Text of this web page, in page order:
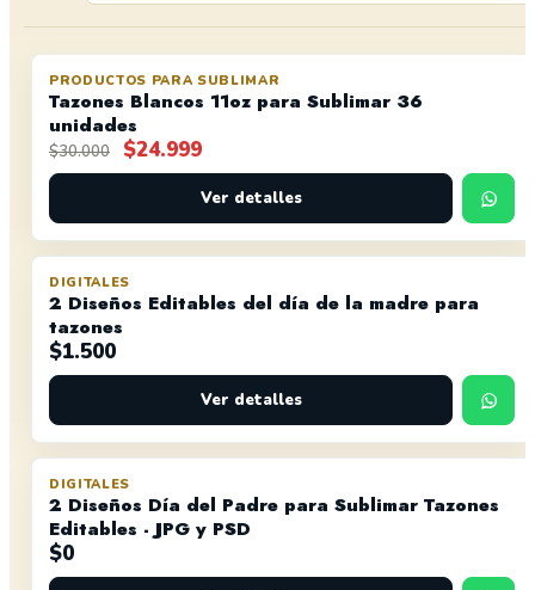
OFERTA
PRODUCTOS PARA SUBLIMAR
Tazones Blancos 11oz para Sublimar 36
unidades
$30.000
El
precio
original
era:
$30.000.
$24.999El
precio
actual
es:
$24.999.
Ver detalles
DIGITALES
2 Diseños Editables del día de la madre para
tazones
$1.500
Ver detalles
DIGITALES
2 Diseños Día del Padre para Sublimar Tazones
Editables - JPG y PSD
$0